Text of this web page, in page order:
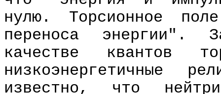
нулю. Торсионное
переноса
качестве квантов
низкоэнергетичные
известно, что